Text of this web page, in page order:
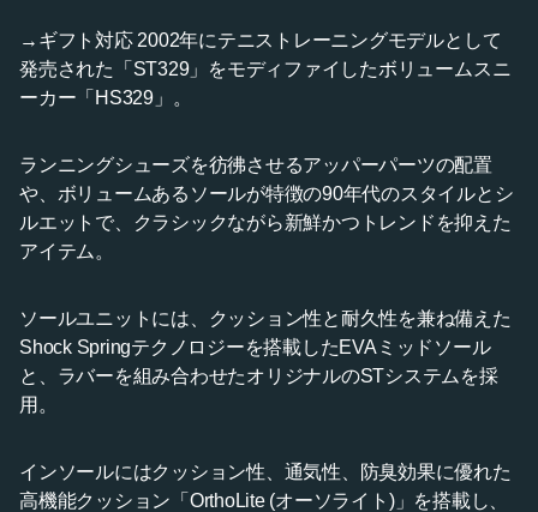
→ギフト対応 2002年にテニストレーニングモデルとして
発売された「ST329」をモディファイしたボリュームスニ
ーカー「HS329」。
ランニングシューズを彷彿させるアッパーパーツの配置
や、ボリュームあるソールが特徴の90年代のスタイルとシ
ルエットで、クラシックながら新鮮かつトレンドを抑えた
アイテム。
ソールユニットには、クッション性と耐久性を兼ね備えた
Shock Springテクノロジーを搭載したEVAミッドソール
と、ラバーを組み合わせたオリジナルのSTシステムを採
用。
インソールにはクッション性、通気性、防臭効果に優れた
高機能クッション「OrthoLite (オーソライト)」を搭載し、